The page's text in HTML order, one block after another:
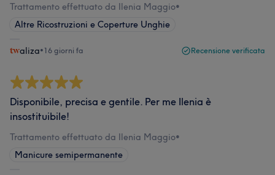
Trattamento effettuato da Ilenia Maggio•
Altre Ricostruzioni e Coperture Unghie
aliza•16 giorni fa Recensione verificata
Disponibile, precisa e gentile. Per me Ilenia è
insostituibile!
Trattamento effettuato da Ilenia Maggio•
Manicure semipermanente